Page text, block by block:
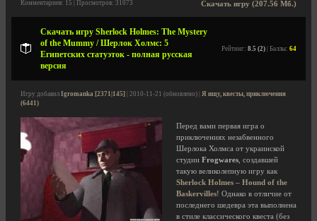
Скачать игру (207.56 Мб.)
Комментариев: 15 | Просмотров: 31073
Скачать игру Sherlock Holmes: The Mystery
of the Mummy / Шерлок Холмс: 5
Египетских статуэток - полная русская
версия
Рейтинг: 8.5 (2) | Баллы: 64
Игру добавил Igromanka [2371|145] | 2010-11-21 (обновлено) | Я ищу, квесты, приключения
(6441)
Перед вами первая игра о
приключениях незабвенного
Шерлока Холмса от украинской
студии Frogwares , создавшей
такую великолепную игру как
Sherlock Holmes – Hound of the
Baskervilles! Однако в отличие от
последнего шедевра эта выполнена
в стиле классического квеста (без